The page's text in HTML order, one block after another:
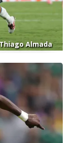
Almada